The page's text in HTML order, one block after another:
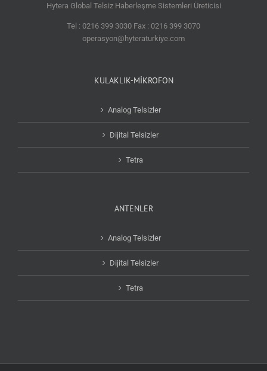
Hytera Global Telsiz Haberleşme Sistemleri Üreticisi
Tel : 0216 399 3030 Fax : 0216 399 3070
operasyon@hyteraturkiye.com
KULAKLIK-MİKROFON
Analog Telsizler
Dijital Telsizler
Tetra
ANTENLER
Analog Telsizler
Dijital Telsizler
Tetra